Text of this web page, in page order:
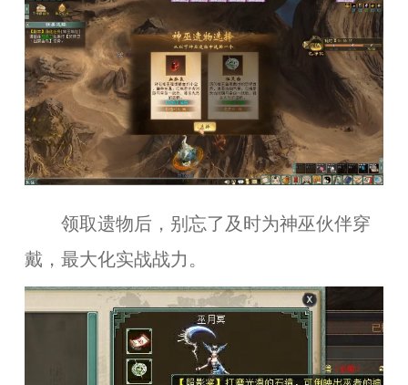
领取遗物后，别忘了及时为神巫伙伴穿
戴，最大化实战战力。